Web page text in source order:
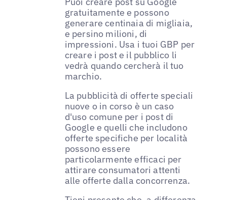
gratuitamente e possono
generare centinaia di migliaia,
e persino milioni, di
impressioni. Usa i tuoi GBP per
creare i post e il pubblico li
vedrà quando cercherà il tuo
marchio.
La pubblicità di offerte speciali
nuove o in corso è un caso
d'uso comune per i post di
Google e quelli che includono
offerte specifiche per località
possono essere
particolarmente efficaci per
attirare consumatori attenti
alle offerte dalla concorrenza.